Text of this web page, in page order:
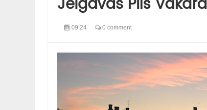
Jelgavas Pils Vakarā
09:24 0 comment